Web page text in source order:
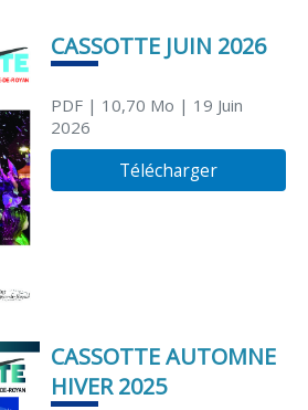
CASSOTTE JUIN 2026
PDF| 10,70 Mo | 19 Juin
2026
Télécharger
CASSOTTE AUTOMNE
HIVER 2025